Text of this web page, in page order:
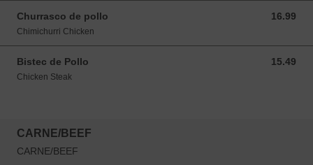
Churrasco de pollo 16.99
16.99 USD
Chimichurri Chicken
Bistec de Pollo 15.49
15.49 USD
Chicken Steak
CARNE/BEEF
CARNE/BEEF